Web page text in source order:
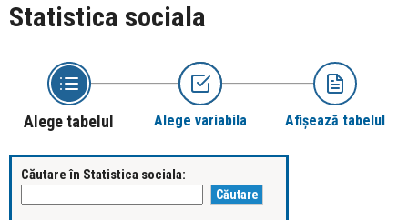
Statistica sociala
Alege tabelul Alege variabila Afișează tabelul
Căutare în Statistica sociala: